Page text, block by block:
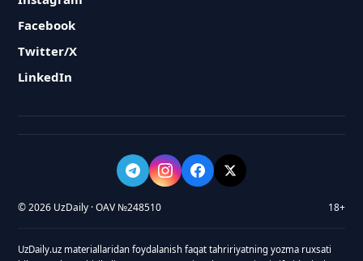
Facebook
Twitter/X
LinkedIn
© 2026 UzDaily · OAV №248510 18+
UzDaily.uz materiallaridan foydalanish faqat tahririyatning yozma ruxsati